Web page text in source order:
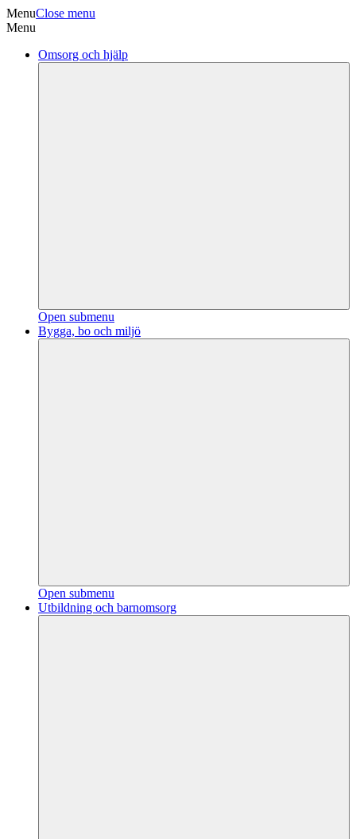
MenuClose menu
Menu
Omsorg och hjälp
Open submenu
Bygga, bo och miljö
Open submenu
Utbildning och barnomsorg